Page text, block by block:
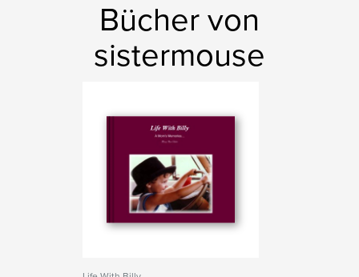
Bücher von
sistermouse